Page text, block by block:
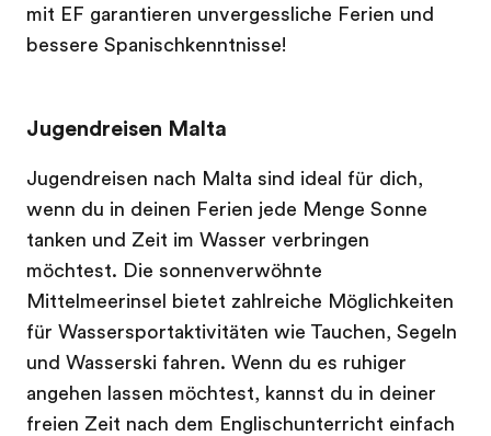
mit EF garantieren unvergessliche Ferien und
bessere Spanischkenntnisse!
Jugendreisen Malta
Jugendreisen nach Malta sind ideal für dich,
wenn du in deinen Ferien jede Menge Sonne
tanken und Zeit im Wasser verbringen
möchtest. Die sonnenverwöhnte
Mittelmeerinsel bietet zahlreiche Möglichkeiten
für Wassersportaktivitäten wie Tauchen, Segeln
und Wasserski fahren. Wenn du es ruhiger
angehen lassen möchtest, kannst du in deiner
freien Zeit nach dem Englischunterricht einfach